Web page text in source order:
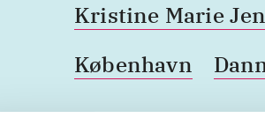
Kristine Marie
København